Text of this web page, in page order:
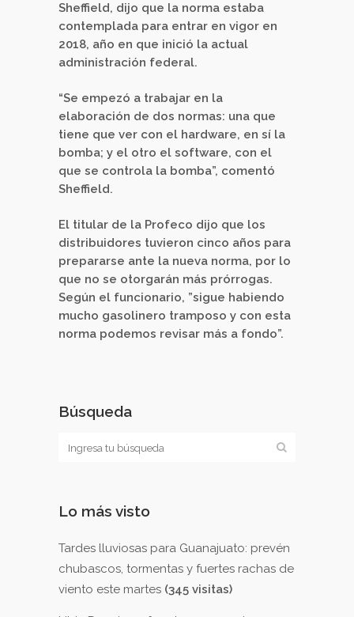
Sheffield, dijo que la norma estaba
contemplada para entrar en vigor en
2018, año en que inició la actual
administración federal.
“Se empezó a trabajar en la
elaboración de dos normas: una que
tiene que ver con el hardware, en sí la
bomba; y el otro el software, con el
que se controla la bomba”, comentó
Sheffield.
El titular de la Profeco dijo que los
distribuidores tuvieron cinco años para
prepararse ante la nueva norma, por lo
que no se otorgarán más prórrogas.
Según el funcionario, ”sigue habiendo
mucho gasolinero tramposo y con esta
norma podemos revisar más a fondo”.
Búsqueda
Lo más visto
Tardes lluviosas para Guanajuato: prevén
chubascos, tormentas y fuertes rachas de
viento este martes (345 visitas)